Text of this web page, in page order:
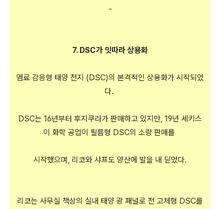
-
7. DSC가 잇따라 상용화
염료 감응형 태양 전지 (DSC)의 본격적인 상용화가 시작되었
다.
DSC는 16년부터 후지쿠라가 판매하고 있지만, 19년 세키스
이 화학 공업이 필름형 DSC의 소량 판매를
시작했으며, 리코와 샤프도 양산에 발을 내 딛었다.
리코는 사무실 책상의 실내 태양 광 패널로 전 고체형 DSC를